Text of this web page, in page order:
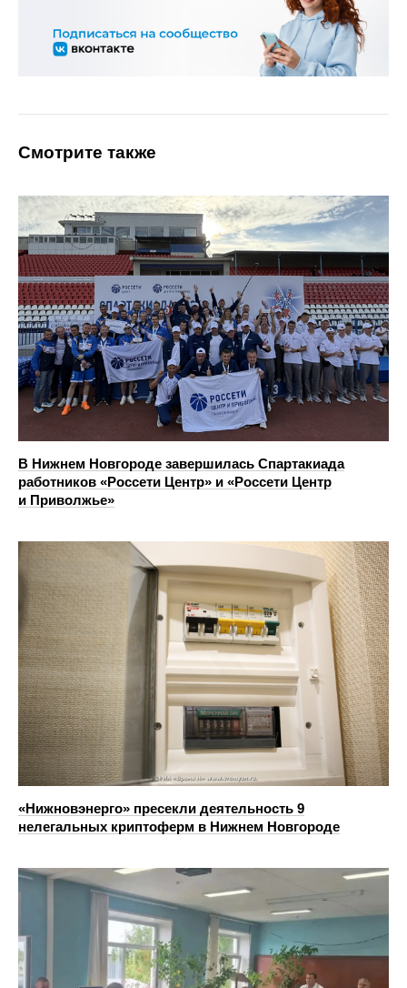
Смотрите также
В Нижнем Новгороде завершилась Спартакиада
работников «Россети Центр» и «Россети Центр
и Приволжье»
«Нижновэнерго» пресекли деятельность 9
нелегальных криптоферм в Нижнем Новгороде